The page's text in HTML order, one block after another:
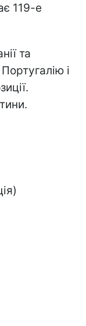
119-е
та
і